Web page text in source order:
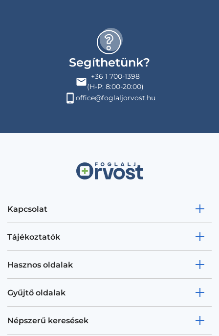
Segíthetünk?
+36 1 700-1398
(H-P: 8:00-20:00)
office@foglaljorvost.hu
Kapcsolat
Tájékoztatók
Hasznos oldalak
Gyűjtő oldalak
Népszerű keresések